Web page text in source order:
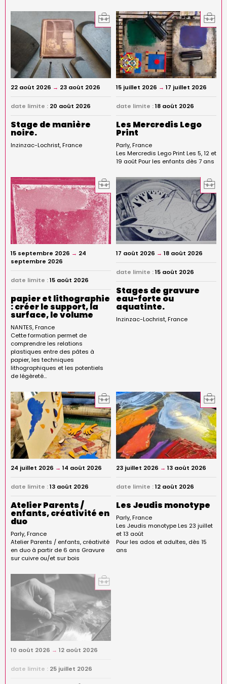
22 août 2026 → 23 août 2026
date limite : 20 août 2026
Stage de manière
noire.
Inzinzac-Lochrist France
15 juillet 2026 → 17 juillet 2026
date limite :18 août 2026
Les Mercredis Lego
Print
Parly France
Les Mercredis Lego Print Les 5, 12 et
19 août Pour les enfants dès 7 ans
15 septembre 2026 → 24
septembre 2026
date limite :15 août 2026
papier et lithographie
: créer le support, la
surface, le volume
NANTES France
Cette formation permet de
comprendre les relations
plastiques entre des pâtes à
papier, les techniques
lithographiques et les potentiels
de légèreté…
17 août 2026 → 18 août 2026
date limite :15 août 2026
Stages de gravure
eau-forte ou
aquatinte.
Inzinzac-Lochrist France
24 juillet 2026 → 14 août 2026
date limite :13 août 2026
Atelier Parents /
enfants, créativité en
duo
Parly France
Atelier Parents / enfants, créativité
en duo à partir de 6 ans Gravure
sur cuivre ou/et sur bois
23 juillet 2026 → 13 août 2026
date limite :12 août 2026
Les Jeudis monotype
Parly France
Les Jeudis monotype Les 23 juillet
et 13 août
Pour les ados et adultes, dès 15
ans
10 août 2026 → 12 août 2026
date limite : 25 juillet 2026